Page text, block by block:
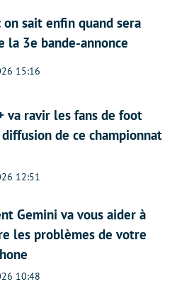
on sait enfin quand sera
la 3e bande-annonce
15:16
va ravir les fans de foot
de ce championnat
12:51
Gemini va vous aider à
les problèmes de votre
10:48